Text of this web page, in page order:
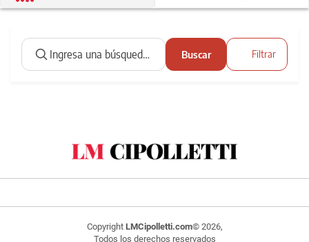
Buscar Filtrar
Copyright LMCipolletti.com© 2026,
Todos los derechos reservados